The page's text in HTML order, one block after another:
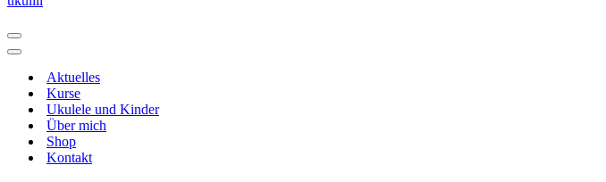
Navigationsmenü
Navigationsmenü
Aktuelles
Kurse
Ukulele und Kinder
Über mich
Shop
Kontakt